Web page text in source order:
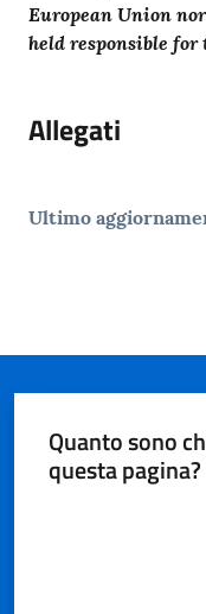
European Union
held responsible for
Allegati
Ultimo
Quanto sono
questa pagina?